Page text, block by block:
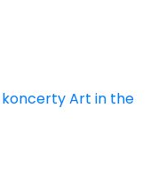
koncerty Art in the